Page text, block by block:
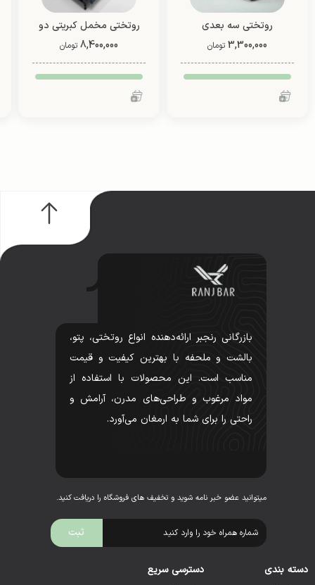
روتختی سه بعدی
عروسکی یک نفره دو رو
(طرح 1)
3,300,000 تومان
روتختی مخمل کبریتی دو
نفره (طرح 3)
8,400,000 تومان
بازرگانی رنجبر ارائه‌دهنده انواع روتختی، پتو،
بالشت و ملحفه با بهترین کیفیت و قیمت
مناسب است. این محصولات با استفاده از
مواد مرغوب و طراحی‌های مدرن، آرامش و
راحتی را برای شما به ارمغان می‌آورد.
میتوانید عضو خبر نامه شوید و تخفیف های فروشگاه را دریافت کنید.
دسته بندی دسترسی سریع